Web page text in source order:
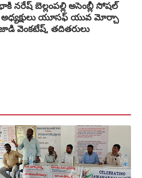
నరేష్ బెల్లంపల్లి అసెంబ్లీ సోషల్
యూసఫ్ యువ మోర్చా
జాడి వెంకటేష్, తదితరులు